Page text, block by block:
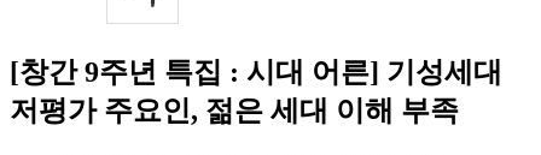
[창간 9주년 특집 : 시대 어른] 기성세대
저평가 주요인, 젊은 세대 이해 부족